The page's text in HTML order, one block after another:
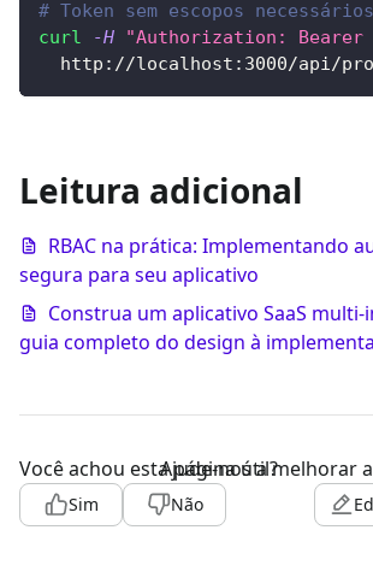
# Token sem escopos
curl
-H
"Authorization: Bearer
http://localhost:3000/api/
Leitura adicional
RBAC na prática: Implementando
segura para seu aplicativo
Construa um aplicativo SaaS
guia completo do design à
Você achou esta página útil?
Sim Não
Ajude-nos a melhorar